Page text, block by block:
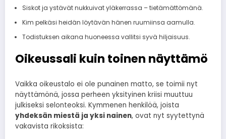
Siskot ja ystävät nukkuivat yläkerrassa – tietämättömänä.
Kim pelkäsi heidän löytävän hänen ruumiinsa aamulla.
Todistuksen aikana huoneessa vallitsi syvä hiljaisuus.
Oikeussali kuin toinen näyttämö
Vaikka oikeustalo ei ole punainen matto, se toimii nyt
näyttämönä, jossa perheen yksityinen kriisi muuttuu
julkiseksi selonteoksi. Kymmenen henkilöä, joista
yhdeksän miestä ja yksi nainen, ovat nyt syytettynä
vakavista rikoksista: